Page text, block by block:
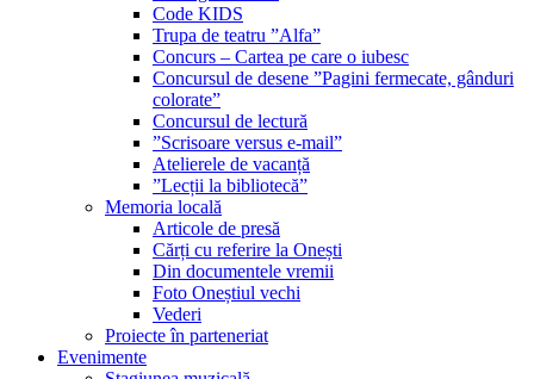
Code KIDS
Trupa de teatru ”Alfa”
Concurs – Cartea pe care o iubesc
Concursul de desene ”Pagini fermecate, gânduri
colorate”
Concursul de lectură
”Scrisoare versus e-mail”
Atelierele de vacanță
”Lecții la bibliotecă”
Memoria locală
Articole de presă
Cărți cu referire la Onești
Din documentele vremii
Foto Oneștiul vechi
Vederi
Proiecte în parteneriat
Evenimente